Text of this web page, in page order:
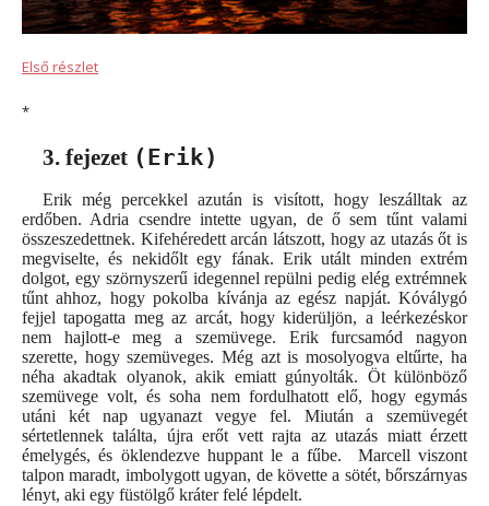
Első részlet
*
3. fejezet (Erik)
Erik még percekkel azután is visított, hogy leszálltak az
erdőben. Adria csendre intette ugyan, de ő sem tűnt valami
összeszedettnek. Kifehéredett arcán látszott, hogy az utazás őt is
megviselte, és nekidőlt egy fának. Erik utált minden extrém
dolgot, egy szörnyszerű idegennel repülni pedig elég extrémnek
tűnt ahhoz, hogy pokolba kívánja az egész napját. Kóválygó
fejjel tapogatta meg az arcát, hogy kiderüljön, a leérkezéskor
nem hajlott-e meg a szemüvege. Erik furcsamód nagyon
szerette, hogy szemüveges. Még azt is mosolyogva eltűrte, ha
néha akadtak olyanok, akik emiatt gúnyolták. Öt különböző
szemüvege volt, és soha nem fordulhatott elő, hogy egymás
utáni két nap ugyanazt vegye fel. Miután a szemüvegét
sértetlennek találta, újra erőt vett rajta az utazás miatt érzett
émelygés, és öklendezve huppant le a fűbe.
Marcell viszont
talpon maradt, imbolygott ugyan, de követte a sötét, bőrszárnyas
lényt, aki egy füstölgő kráter felé lépdelt.